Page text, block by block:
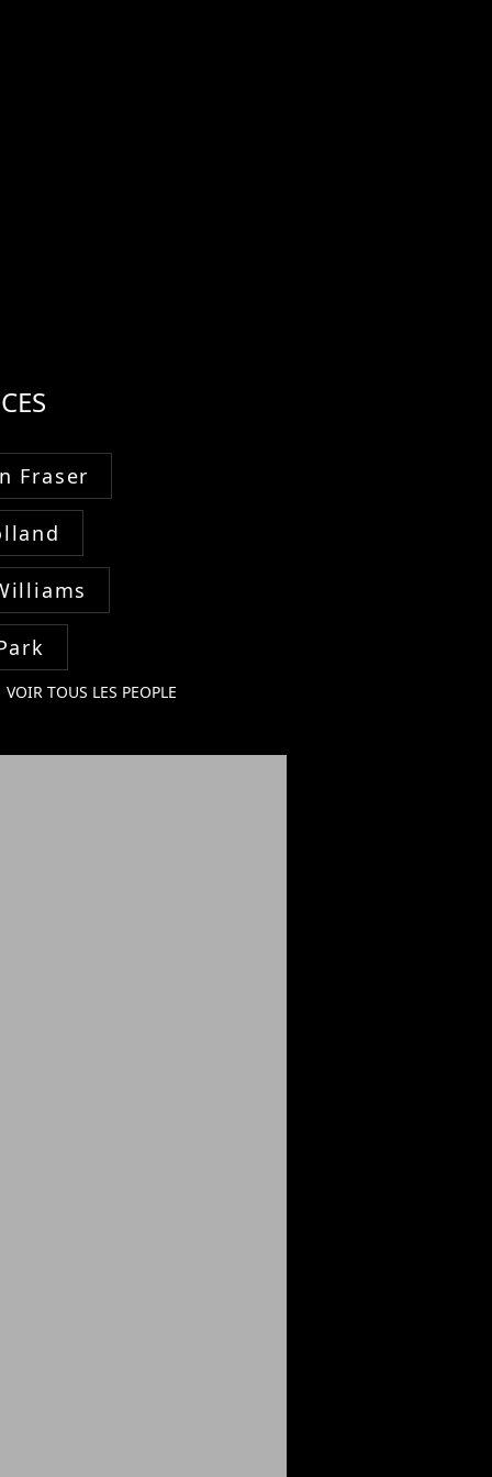
Fraser
VOIR TOUS LES PEOPLE